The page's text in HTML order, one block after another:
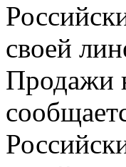
своей
Продажи